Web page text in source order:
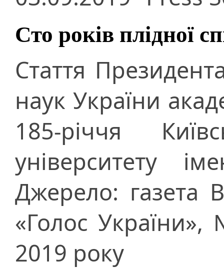
Сто років плідної
Стаття
наук України
185-річчя
університету
Джерело: газета
«Голос
2019 року